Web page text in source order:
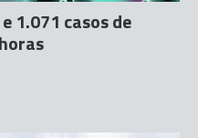
1.071 casos de